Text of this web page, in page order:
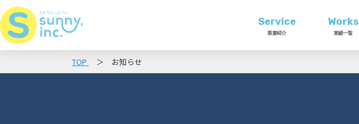
Service
事業紹介
Works
実績一覧
TOP お知らせ